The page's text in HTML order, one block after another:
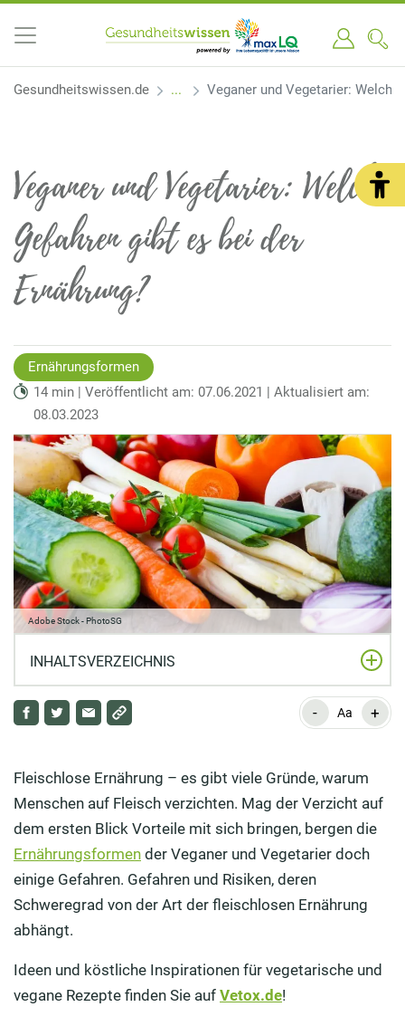
Gesundheitswissen.de Veganer und Vegetarier:
Veganer und Vegetarier: Welche
Gefahren gibt es bei der
Ernährung?
Ernährungsformen
14 min | Veröffentlicht am: 07.06.2021 | Aktualisiert am:
08.03.2023
Adobe Stock - PhotoSG
INHALTSVERZEICHNIS
Welche Arten Veganer und Vegetarier gibt es?
gesünder und länger als Fleischesser?
Wie ist es um die Nährstoffversorgung von
Vegetariern bestellt?
Sind Menschen, die sich fleischlos ernähren, häufiger
Sind Veganer anfälliger für Eisenmangel?
Vitamin B12-Mangel: Sind Veganer und Vegetarier
besonders betroffen?
- Aa +
Fleischlose Ernährung – es gibt viele Gründe, warum
Menschen auf Fleisch verzichten. Mag der Verzicht auf
dem ersten Blick Vorteile mit sich bringen, bergen die
Ernährungsformen der Veganer und Vegetarier doch
einige Gefahren. Gefahren und Risiken, deren
Schweregrad von der Art der fleischlosen Ernährung
abhängt.
Ideen und köstliche Inspirationen für vegetarische und
vegane Rezepte finden Sie auf Vetox.de!